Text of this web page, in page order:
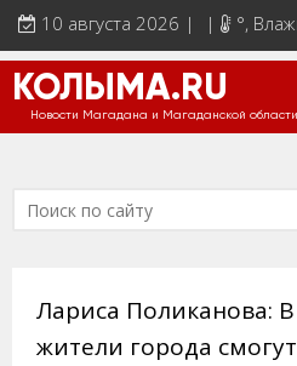
10 августа 2026 | | °,
КОЛЫМА.RU
Новости Магадана и Магаданской области
Лариса Поликанова:
жители города